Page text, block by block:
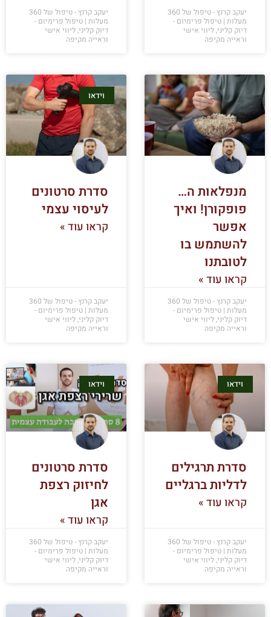
יעקב קרנץ - טיפול של 360
מעלות | טיפול פרימיום -
דיוק קליני, ליווי אישי
וראייה מקיפה
יעקב קרנץ - טיפול של 360
מעלות | טיפול פרימיום -
דיוק קליני, ליווי אישי
וראייה מקיפה
מנפלאות ה…
פופקורן! ואיך
אפשר
להשתמש בו
לטובתנו
קראו עוד »
יעקב קרנץ - טיפול של 360
מעלות | טיפול פרימיום -
דיוק קליני, ליווי אישי
וראייה מקיפה
וידאו
סדרת סרטונים
לעיסוי עצמי
קראו עוד »
יעקב קרנץ - טיפול של 360
מעלות | טיפול פרימיום -
דיוק קליני, ליווי אישי
וראייה מקיפה
וידאו
סדרת תרגילים
לדליות ברגליים
קראו עוד »
יעקב קרנץ - טיפול של 360
מעלות | טיפול פרימיום -
דיוק קליני, ליווי אישי
וראייה מקיפה
וידאו
סדרת סרטונים
לחיזוק רצפת
אגן
קראו עוד »
יעקב קרנץ - טיפול של 360
מעלות | טיפול פרימיום -
דיוק קליני, ליווי אישי
וראייה מקיפה